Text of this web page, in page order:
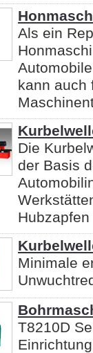
Als ein
kann auch
Die
der Basis
Minimale
T8210D